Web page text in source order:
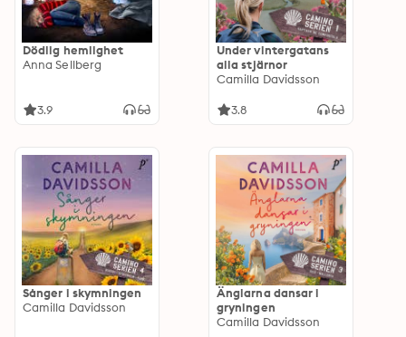
Dödlig hemlighet
Anna Sellberg
3.9
Under vintergatans
alla stjärnor
Camilla Davidsson
3.8
Sånger i skymningen
Camilla Davidsson
Änglarna dansar i
gryningen
Camilla Davidsson